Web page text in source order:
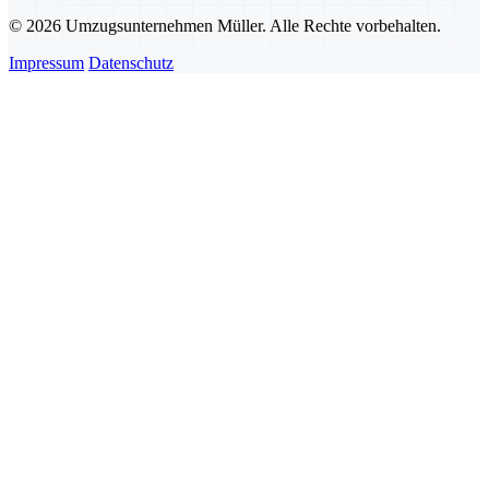
© 2026 Umzugsunternehmen Müller. Alle Rechte vorbehalten.
Impressum Datenschutz